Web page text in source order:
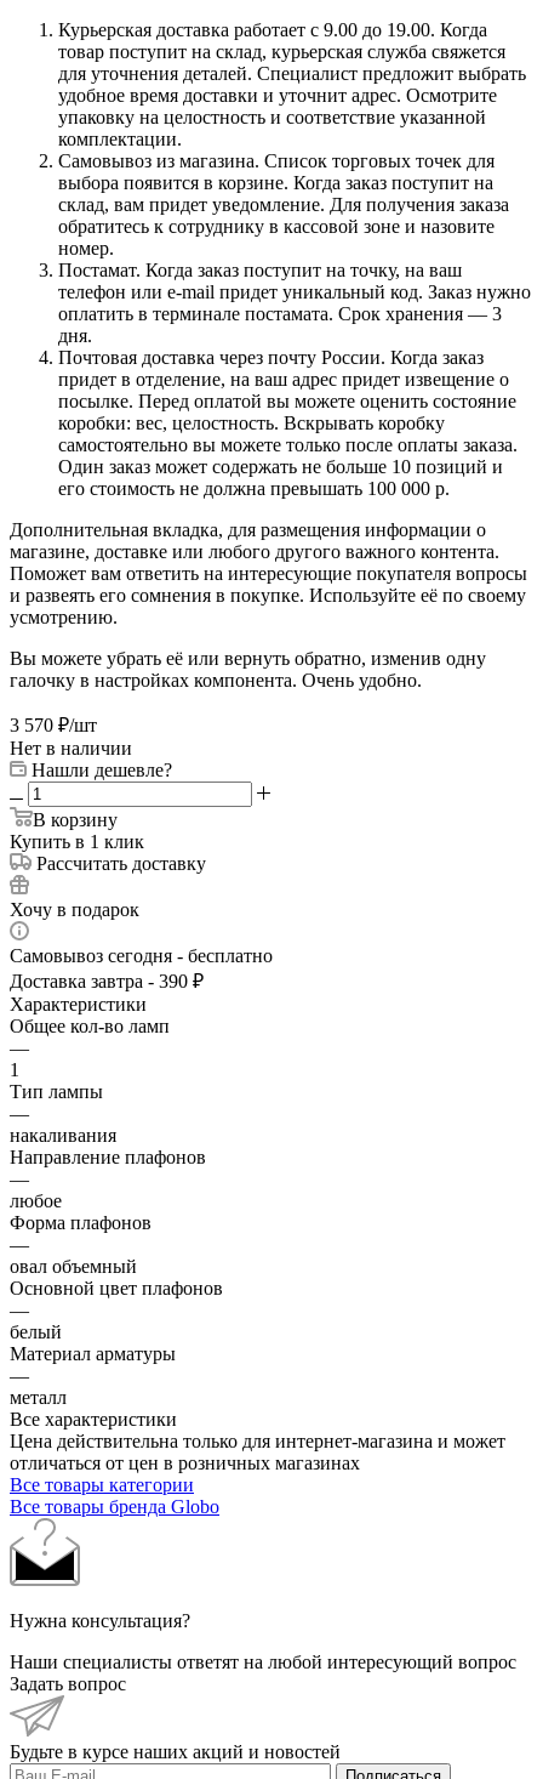
Курьерская доставка работает с 9.00 до 19.00. Когда
товар поступит на склад, курьерская служба свяжется
для уточнения деталей. Специалист предложит выбрать
удобное время доставки и уточнит адрес. Осмотрите
упаковку на целостность и соответствие указанной
комплектации.
Самовывоз из магазина. Список торговых точек для
выбора появится в корзине. Когда заказ поступит на
склад, вам придет уведомление. Для получения заказа
обратитесь к сотруднику в кассовой зоне и назовите
номер.
Постамат. Когда заказ поступит на точку, на ваш
телефон или e-mail придет уникальный код. Заказ нужно
оплатить в терминале постамата. Срок хранения — 3
дня.
Почтовая доставка через почту России. Когда заказ
придет в отделение, на ваш адрес придет извещение о
посылке. Перед оплатой вы можете оценить состояние
коробки: вес, целостность. Вскрывать коробку
самостоятельно вы можете только после оплаты заказа.
Один заказ может содержать не больше 10 позиций и
его стоимость не должна превышать 100 000 р.
Дополнительная вкладка, для размещения информации о
магазине, доставке или любого другого важного контента.
Поможет вам ответить на интересующие покупателя вопросы
и развеять его сомнения в покупке. Используйте её по своему
усмотрению.
Вы можете убрать её или вернуть обратно, изменив одну
галочку в настройках компонента. Очень удобно.
3 570 ₽/шт
Нет в наличии
Нашли дешевле?
В корзину
Купить в 1 клик
Рассчитать доставку
Хочу в подарок
Самовывоз сегодня - бесплатно
Доставка завтра - 390 ₽
Характеристики
Общее кол-во ламп
—
1
Тип лампы
—
накаливания
Направление плафонов
—
любое
Форма плафонов
—
овал объемный
Основной цвет плафонов
—
белый
Материал арматуры
—
металл
Все характеристики
Цена действительна только для интернет-магазина и может
отличаться от цен в розничных магазинах
Все товары категории
Все товары бренда Globo
Нужна консультация?
Наши специалисты ответят на любой интересующий вопрос
Задать вопрос
Будьте в курсе наших акций и новостей